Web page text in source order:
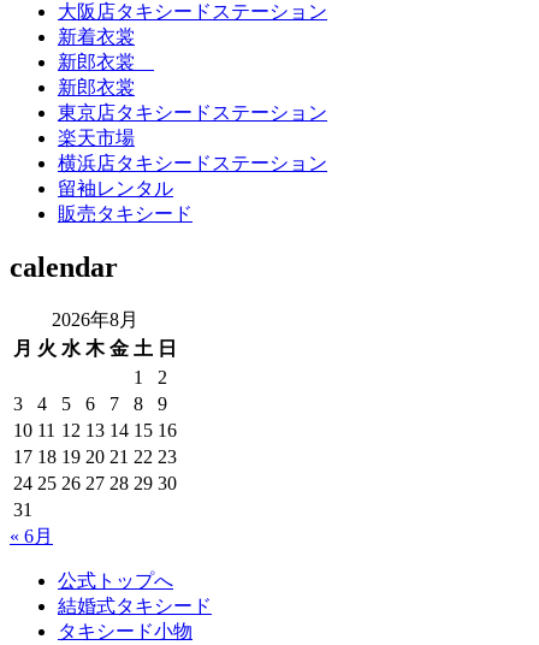
大阪店タキシードステーション
新着衣裳
新郎衣裳
新郎衣裳
東京店タキシードステーション
楽天市場
横浜店タキシードステーション
留袖レンタル
販売タキシード
calendar
2026年8月
月 火 水 木 金 土 日
1
2
3
4 5 6 7 8
9
10 11 12 13 14 15 16
17 18 19 20 21 22 23
24 25 26 27 28 29 30
31
« 6月
公式トップへ
結婚式タキシード
タキシード小物